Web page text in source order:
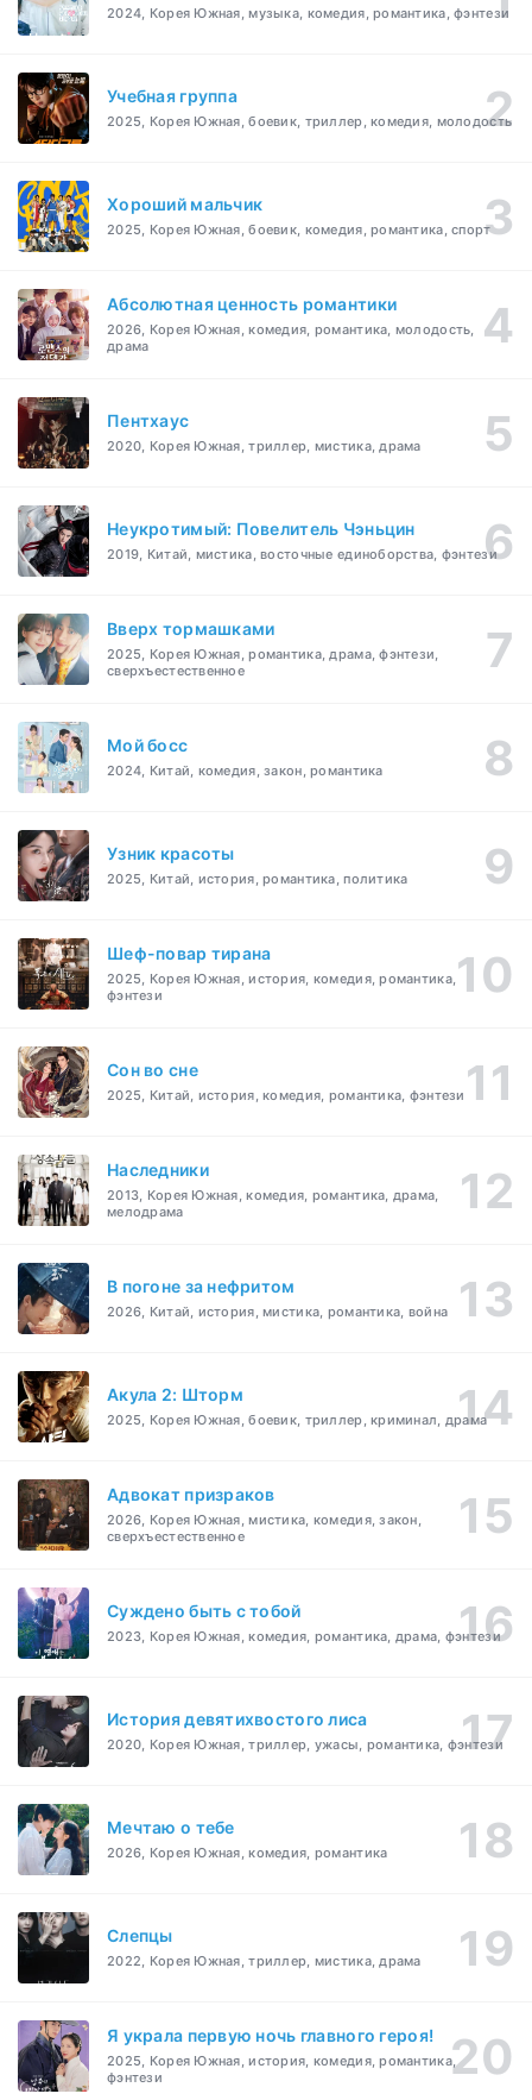
2024, Корея Южная, музыка, комедия, романтика, фэнтези
Учебная группа
2025, Корея Южная, боевик, триллер, комедия, молодость
Хороший мальчик
2025, Корея Южная, боевик, комедия, романтика, спорт
Абсолютная ценность романтики
2026, Корея Южная, комедия, романтика, молодость,
драма
Пентхаус
2020, Корея Южная, триллер, мистика, драма
Неукротимый: Повелитель Чэньцин
2019, Китай, мистика, восточные единоборства, фэнтези
Вверх тормашками
2025, Корея Южная, романтика, драма, фэнтези,
сверхъестественное
Мой босс
2024, Китай, комедия, закон, романтика
Узник красоты
2025, Китай, история, романтика, политика
Шеф-повар тирана
2025, Корея Южная, история, комедия, романтика,
фэнтези
Cон во сне
2025, Китай, история, комедия, романтика, фэнтези
Наследники
2013, Корея Южная, комедия, романтика, драма,
мелодрама
В погоне за нефритом
2026, Китай, история, мистика, романтика, война
Акула 2: Шторм
2025, Корея Южная, боевик, триллер, криминал, драма
Адвокат призраков
2026, Корея Южная, мистика, комедия, закон,
сверхъестественное
Суждено быть с тобой
2023, Корея Южная, комедия, романтика, драма, фэнтези
История девятихвостого лиса
2020, Корея Южная, триллер, ужасы, романтика, фэнтези
Мечтаю о тебе
2026, Корея Южная, комедия, романтика
Слепцы
2022, Корея Южная, триллер, мистика, драма
Я украла первую ночь главного героя!
2025, Корея Южная, история, комедия, романтика,
фэнтези